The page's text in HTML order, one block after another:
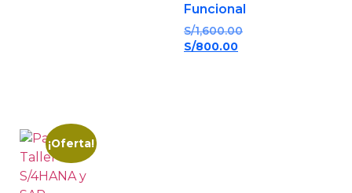
Funcional
S/1,600.00
S/800.00
¡Oferta!